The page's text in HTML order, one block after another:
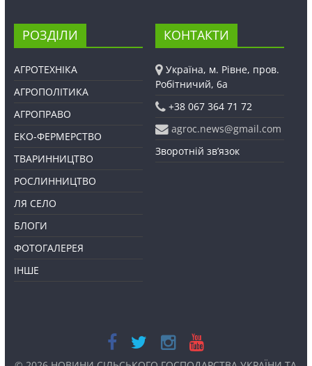
РОЗДІЛИ
АГРОТЕХНІКА
АГРОПОЛІТИКА
АГРОПРАВО
ЕКО-ФЕРМЕРСТВО
ТВАРИННИЦТВО
РОСЛИННИЦТВО
ЛЯ СЕЛО
БЛОГИ
ФОТОГАЛЕРЕЯ
ІНШЕ
КОНТАКТИ
Україна, м. Рівне, пров.
Робітничий, 6а
+38 067 364 71 72
agroc.news@gmail.com
Зворотній зв’язок